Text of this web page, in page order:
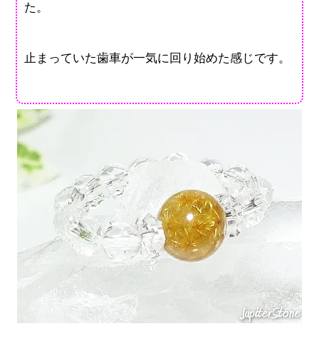
た。
止まっていた歯車が一気に回り始めた感じです。